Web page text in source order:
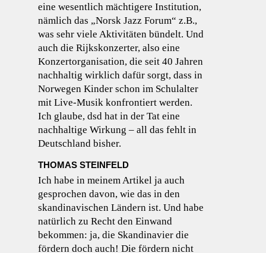
eine wesentlich mächtigere Institution,
nämlich das „Norsk Jazz Forum“ z.B.,
was sehr viele Aktivitäten bündelt. Und
auch die Rijkskonzerter, also eine
Konzertorganisation, die seit 40 Jahren
nachhaltig wirklich dafür sorgt, dass in
Norwegen Kinder schon im Schulalter
mit Live-Musik konfrontiert werden.
Ich glaube, dsd hat in der Tat eine
nachhaltige Wirkung – all das fehlt in
Deutschland bisher.
THOMAS STEINFELD
Ich habe in meinem Artikel ja auch
gesprochen davon, wie das in den
skandinavischen Ländern ist. Und habe
natürlich zu Recht den Einwand
bekommen: ja, die Skandinavier die
fördern doch auch! Die fördern nicht